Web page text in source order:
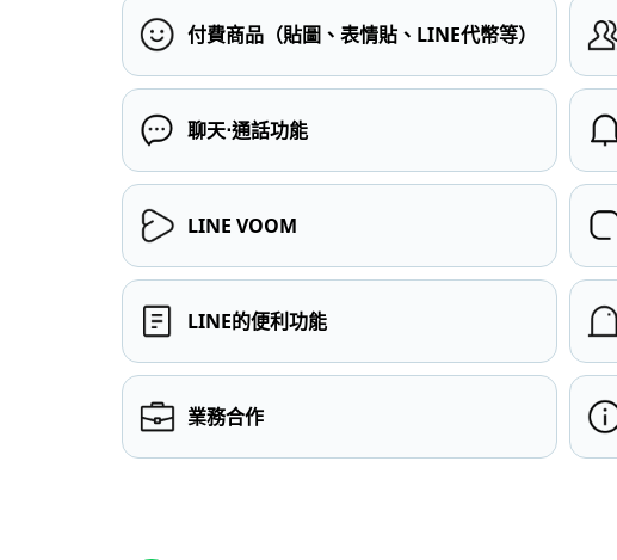
付費商品（貼圖、表情貼、LINE代幣等）
聊天⋅通話功能
LINE VOOM
LINE的便利功能
業務合作